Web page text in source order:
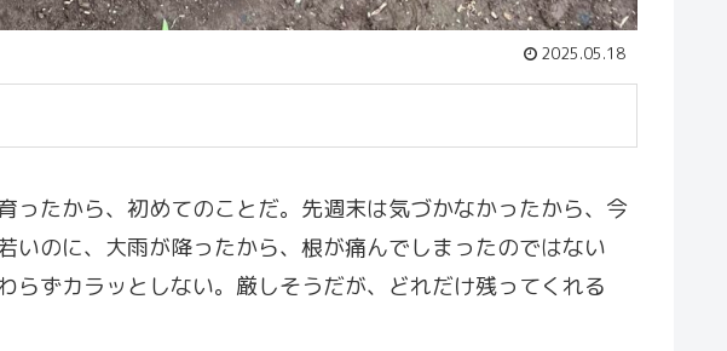
2025.05.18
たから、初めてのことだ。先週末は気づかなかったから、今
のに、大雨が降ったから、根が痛んでしまったのではない
ずカラッとしない。厳しそうだが、どれだけ残ってくれる